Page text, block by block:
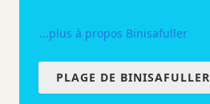
...plus à propos Binisafuller
PLAGE DE BINISAFULLER